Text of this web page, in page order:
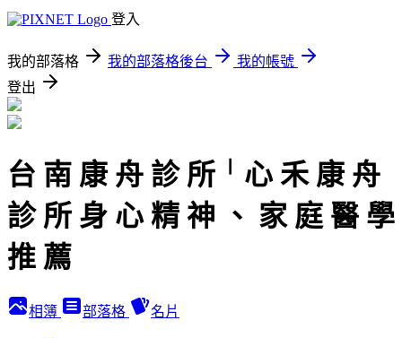
登入
我的部落格 我的部落格後台
我的帳號
登出
台 南 康 舟 診 所╵心 禾 康 舟
診 所 身 心 精 神 、 家 庭 醫 學
推 薦
相簿 部落格 名片